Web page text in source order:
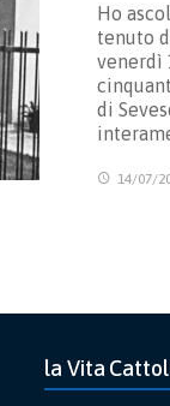
Ho
tenuto
venerdì
di
14/07/
la Vita